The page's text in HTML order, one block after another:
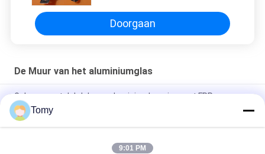
Doorgaan
De Muur van het aluminiumglas
Gebouw met dakdak van aluminiumlegering met FRP-
vezelplaat glazen dakraam
Energiezuinige glazen gordijnwandfasadesystemen
Tomy
9:01 PM